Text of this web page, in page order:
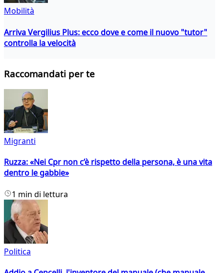
Mobilità
Arriva Vergilius Plus: ecco dove e come il nuovo "tutor"
controlla la velocità
Raccomandati per te
Migranti
Ruzza: «Nei Cpr non c’è rispetto della persona, è una vita
dentro le gabbie»
1 min di lettura
Politica